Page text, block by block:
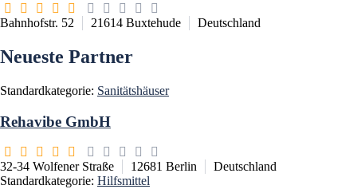
Bahnhofstr. 52 21614 Buxtehude Deutschland
Neueste Partner
Standardkategorie: Sanitätshäuser
Rehavibe GmbH
32-34 Wolfener Straße 12681 Berlin
Deutschland
Standardkategorie: Hilfsmittel